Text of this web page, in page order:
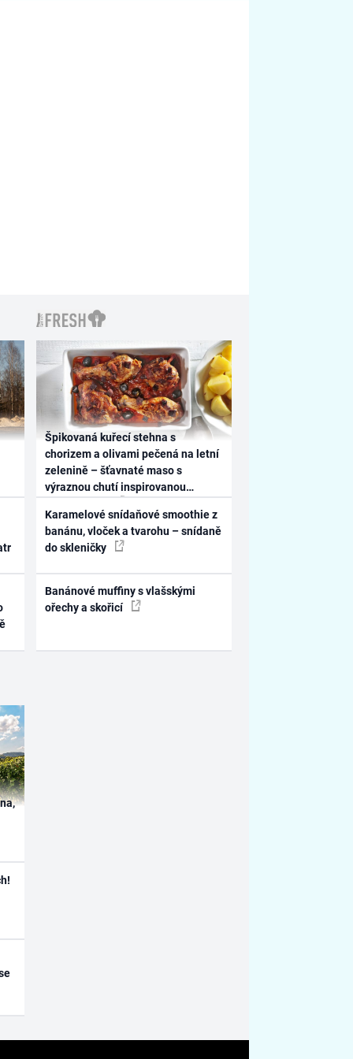
Špikovaná kuřecí stehna s
chorizem a olivami pečená na letní
zelenině – šťavnaté maso s
výraznou chutí inspirovanou
Karamelové snídaňové smoothie z
banánu, vloček a tvarohu – snídaně
do skleničky
Banánové muffiny s vlašskými
ořechy a skořicí